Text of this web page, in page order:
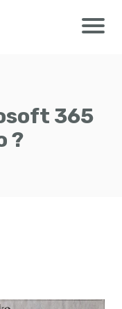
365
?